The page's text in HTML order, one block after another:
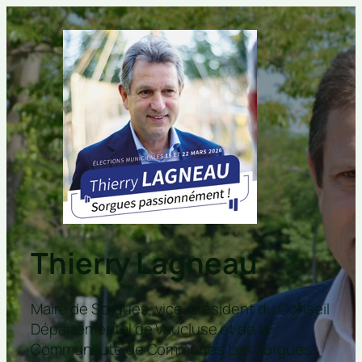
Thierry Lagneau
Maire de Sorgues, vice-président du Conseil
Départemental de Vaucluse et de la
Communauté de Communes Les Sorgues